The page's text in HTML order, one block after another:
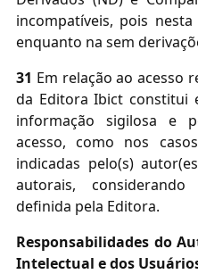
incompatíveis, pois
enquanto na sem
31 Em relação ao acesso
da Editora Ibict constitui
informação sigilosa e
acesso, como nos
indicadas pelo(s)
autorais,
definida pela Editora.
Responsabilidades do
Intelectual e dos